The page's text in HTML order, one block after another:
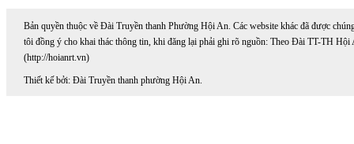
Bản quyền thuộc về Đài Truyền thanh Phường Hội An. Các website khác đã được
tôi đồng ý cho khai thác thông tin, khi đăng lại phải ghi rõ nguồn: Theo Đài TT-TH Hội
(http://hoianrt.vn)
Thiết kế bởi: Đài Truyền thanh phường Hội An.